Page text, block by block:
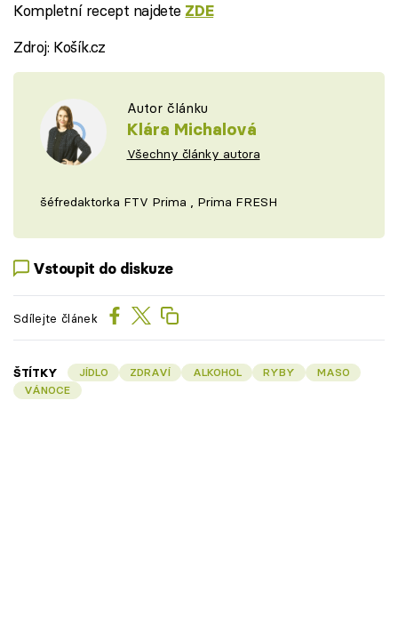
Kompletní recept najdete ZDE
Zdroj: Košík.cz
Autor článku
Klára Michalová
Všechny články autora
šéfredaktorka FTV Prima , Prima FRESH
Vstoupit do diskuze
Sdílejte článek
ŠTÍTKY JÍDLO ZDRAVÍ ALKOHOL RYBY
MASO
VÁNOCE